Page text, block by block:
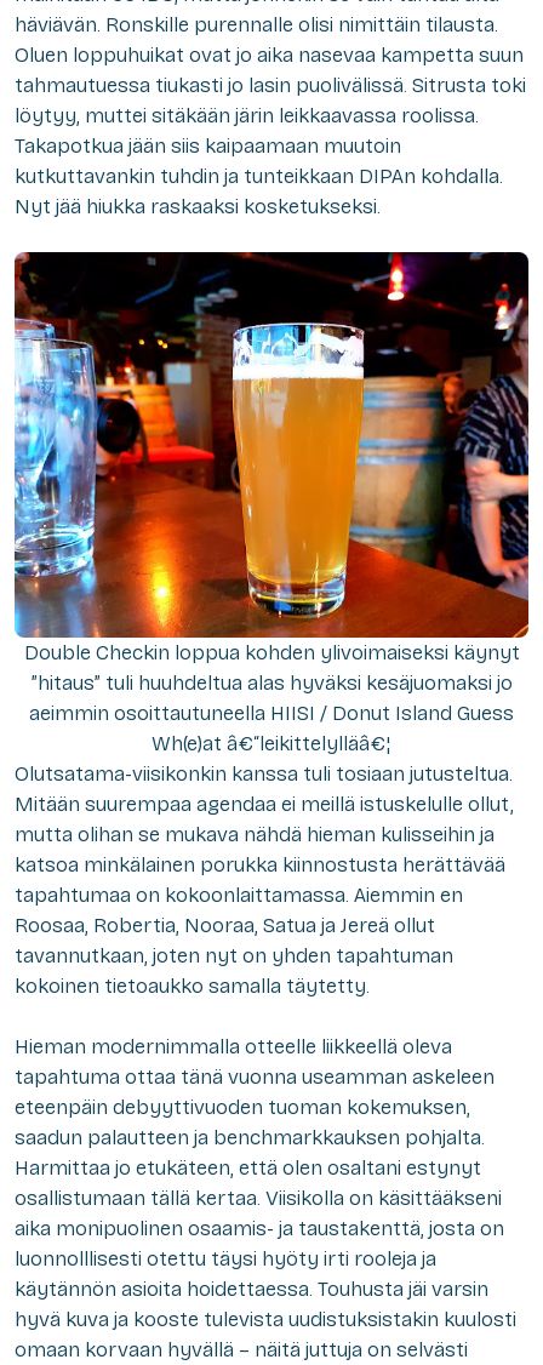
häviävän. Ronskille purennalle olisi nimittäin tilausta.
Oluen loppuhuikat ovat jo aika nasevaa kampetta suun
tahmautuessa tiukasti jo lasin puolivälissä. Sitrusta toki
löytyy, muttei sitäkään järin leikkaavassa roolissa.
Takapotkua jään siis kaipaamaan muutoin
kutkuttavankin tuhdin ja tunteikkaan DIPAn kohdalla.
Nyt jää hiukka raskaaksi kosketukseksi.
Double Checkin loppua kohden ylivoimaiseksi käynyt
”hitaus” tuli huuhdeltua alas hyväksi kesäjuomaksi jo
aeimmin osoittautuneella HIISI / Donut Island Guess
Wh(e)at â€“leikittelylläâ€¦
Olutsatama-viisikonkin kanssa tuli tosiaan jutusteltua.
Mitään suurempaa agendaa ei meillä istuskelulle ollut,
mutta olihan se mukava nähdä hieman kulisseihin ja
katsoa minkälainen porukka kiinnostusta herättävää
tapahtumaa on kokoonlaittamassa. Aiemmin en
Roosaa, Robertia, Nooraa, Satua ja Jereä ollut
tavannutkaan, joten nyt on yhden tapahtuman
kokoinen tietoaukko samalla täytetty.
Hieman modernimmalla otteelle liikkeellä oleva
tapahtuma ottaa tänä vuonna useamman askeleen
eteenpäin debyyttivuoden tuoman kokemuksen,
saadun palautteen ja benchmarkkauksen pohjalta.
Harmittaa jo etukäteen, että olen osaltani estynyt
osallistumaan tällä kertaa. Viisikolla on käsittääkseni
aika monipuolinen osaamis- ja taustakenttä, josta on
luonnolllisesti otettu täysi hyöty irti rooleja ja
käytännön asioita hoidettaessa. Touhusta jäi varsin
hyvä kuva ja kooste tulevista uudistuksistakin kuulosti
omaan korvaan hyvällä – näitä juttuja on selvästi